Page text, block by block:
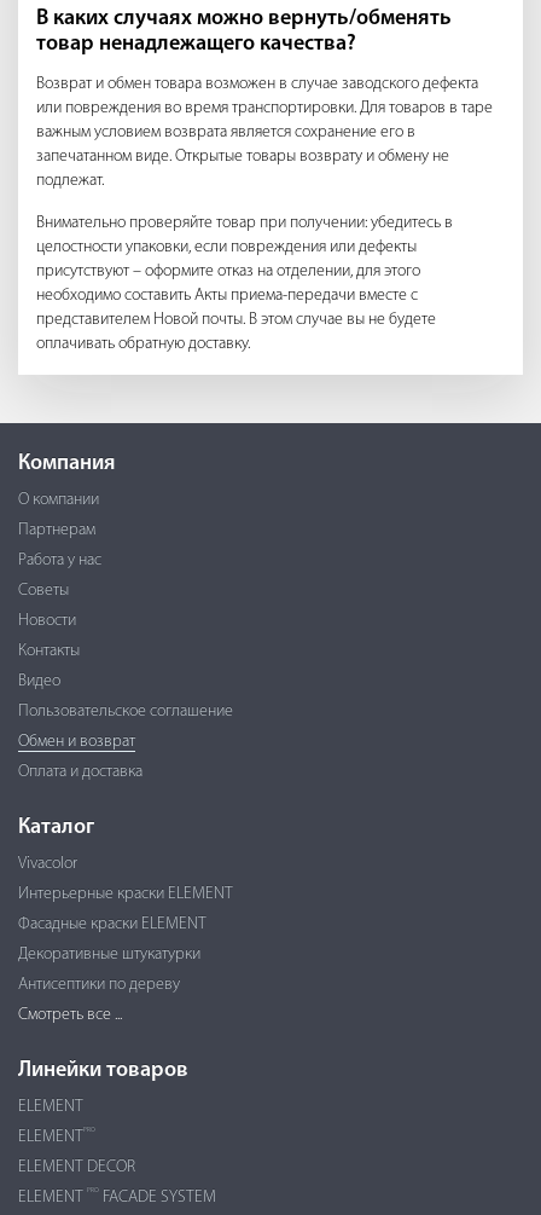
В каких случаях можно вернуть/обменять
товар ненадлежащего качества?
Возврат и обмен товара возможен в случае заводского дефекта
или повреждения во время транспортировки. Для товаров в таре
важным условием возврата является сохранение его в
запечатанном виде. Открытые товары возврату и обмену не
подлежат.
Внимательно проверяйте товар при получении: убедитесь в
целостности упаковки, если повреждения или дефекты
присутствуют – оформите отказ на отделении, для этого
необходимо составить Акты приема-передачи вместе с
представителем Новой почты. В этом случае вы не будете
оплачивать обратную доставку.
Компания
О компании
Партнерам
Работа у нас
Советы
Новости
Контакты
Видео
Пользовательское соглашение
Обмен и возврат
Оплата и доставка
Каталог
Vivacolor
Интерьерные краски ELEMENT
Фасадные краски ELEMENT
Декоративные штукатурки
Антисептики по дереву
Смотреть все ...
Линейки товаров
ELEMENT
ELEMENT
PRO
ELEMENT DECOR
ELEMENT
PRO FACADE SYSTEM